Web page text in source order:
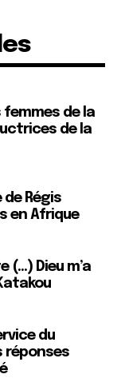
femmes de la
de la
Régis
en Afrique
(…) Dieu m’a
du
réponses